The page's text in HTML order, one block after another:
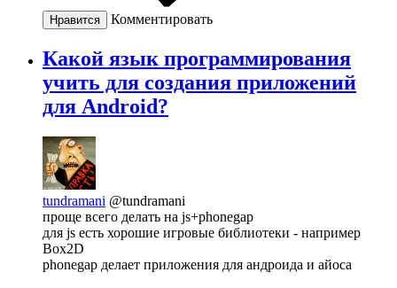
Нравится Комментировать
Какой язык программирования
учить для создания приложений
для Android?
tundramani @tundramani
проще всего делать на js+phonegap
для js есть хорошие игровые библиотеки - например
Box2D
phonegap делает приложения для андроида и айоса